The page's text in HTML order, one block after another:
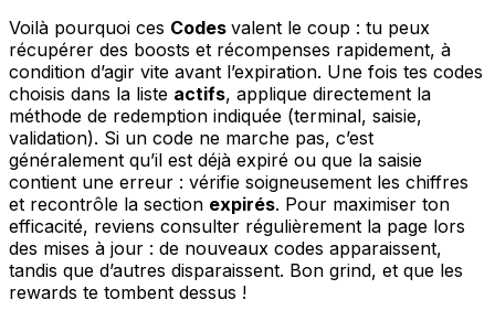
Voilà pourquoi ces Codes valent le coup : tu peux
récupérer des boosts et récompenses rapidement, à
condition d’agir vite avant l’expiration. Une fois tes codes
choisis dans la liste actifs, applique directement la
méthode de redemption indiquée (terminal, saisie,
validation). Si un code ne marche pas, c’est
généralement qu’il est déjà expiré ou que la saisie
contient une erreur : vérifie soigneusement les chiffres
et recontrôle la section expirés. Pour maximiser ton
efficacité, reviens consulter régulièrement la page lors
des mises à jour : de nouveaux codes apparaissent,
tandis que d’autres disparaissent. Bon grind, et que les
rewards te tombent dessus !